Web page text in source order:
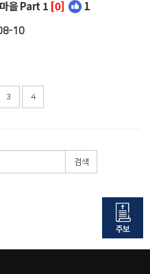
을 Part 1 [0] 1
10
3 4
검색